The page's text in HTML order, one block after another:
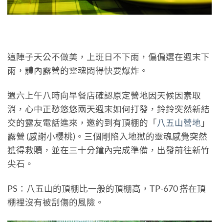
這陣子天公不做美，上班日不下雨，偏偏選在週末下
雨，體內露營的靈魂悶得快要爆炸。
週六上午八時向早餐店確認原定營地因天候因素取
消，心中正愁悠悠兩天週末如何打發，鈴鈴突然新結
交的露友電話進來，邀約到有頂棚的「八五山營地 」
露營 (感謝小櫻桃)。三個剛陷入地獄的靈魂感覺突然
獲得救贖，並在三十分鐘內完成準備，出發前往新竹
尖石。
PS：八五山的頂棚比一般的頂棚高，TP-670 搭在頂
棚裡沒有被刮傷的風險。